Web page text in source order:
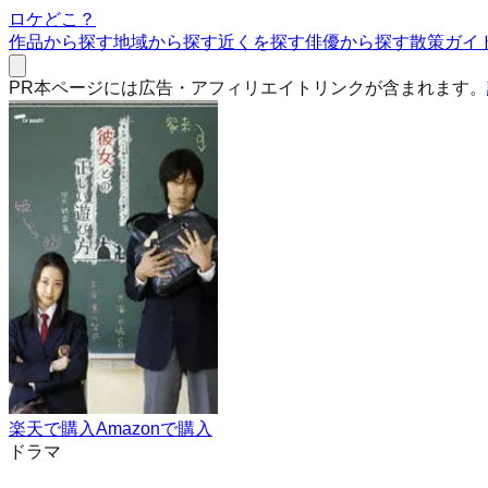
ロケどこ？
作品から探す地域から探す近くを探す俳優から探す散策ガイ
PR本ページには広告・アフィリエイトリンクが含まれます。
楽天で購入Amazonで購入
ドラマ